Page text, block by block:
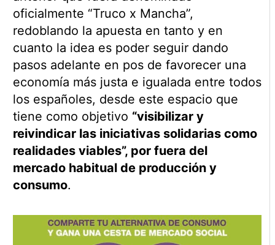
oficialmente “Truco x Mancha”,
redoblando la apuesta en tanto y en
cuanto la idea es poder seguir dando
pasos adelante en pos de favorecer una
economía más justa e igualada entre todos
los españoles, desde este espacio que
tiene como objetivo “visibilizar y
reivindicar las iniciativas solidarias como
realidades viables”, por fuera del
mercado habitual de producción y
consumo.